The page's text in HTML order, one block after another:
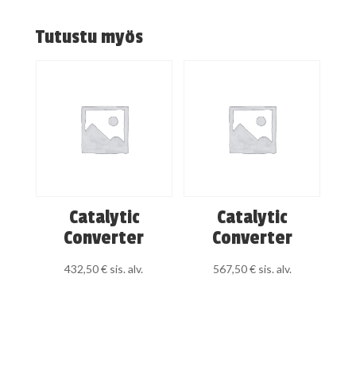
Tutustu myös
Catalytic
Converter
432,50€ sis. alv.
Catalytic
Converter
567,50€ sis. alv.